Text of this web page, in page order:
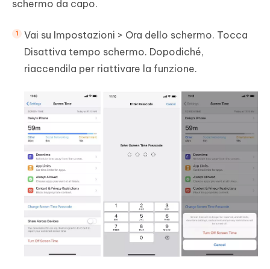
schermo da capo.
Vai su Impostazioni > Ora dello schermo. Tocca
Disattiva tempo schermo. Dopodiché,
riaccendila per riattivare la funzione.